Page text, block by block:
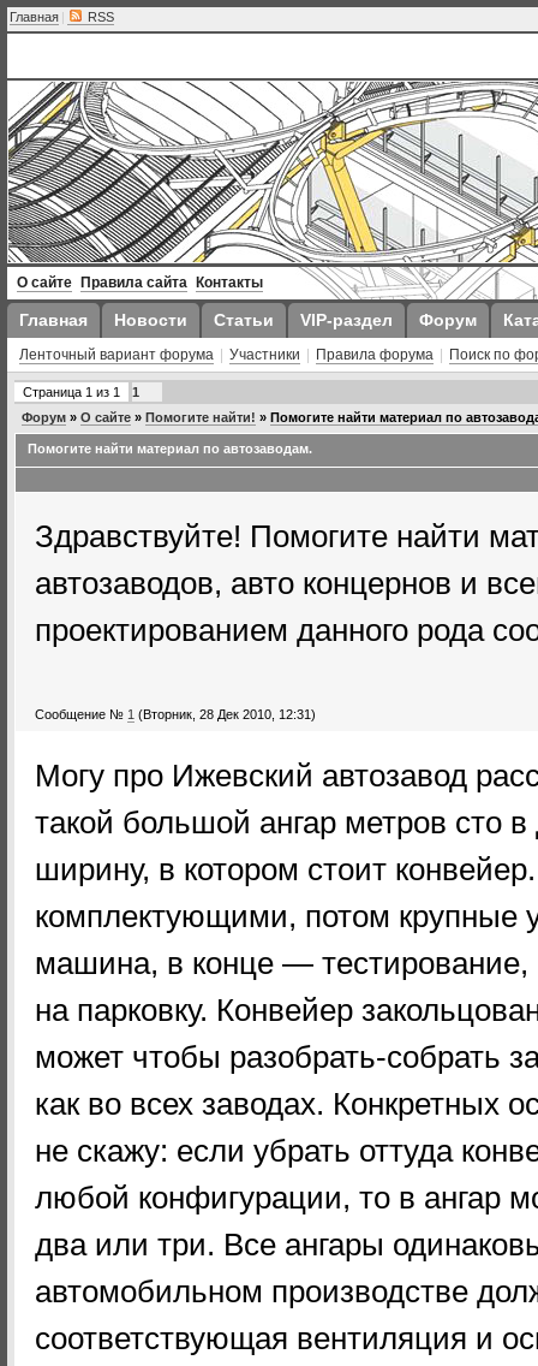
Главная | RSS
О сайте Правила сайта Контакты
Главная Новости Статьи VIP-раздел Форум
Ленточный вариант форума Участники Правила форума Поиск по
Страница 1 из 1
1
Форум » О сайте » Помогите найти! » Помогите найти материал по
Помогите найти материал по автозаводам.
Здравствуйте! Помогите найти
автозаводов, авто концернов и
проектированием данного рода
Сообщение № 1 (Вторник, 28 Дек 2010, 12:31)
Могу про Ижевский автозавод
такой большой ангар метров сто
ширину, в котором стоит
комплектующими, потом крупные
машина, в конце —
на парковку. Конвейер
может чтобы разобрать-собрать
как во всех заводах. Конкретных
не скажу: если убрать оттуда
любой конфигурации, то в ангар
два или три. Все ангары
автомобильном производстве
соответствующая вентиляция и